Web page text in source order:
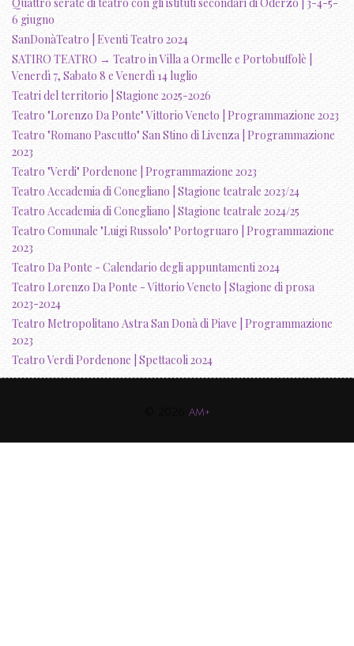
Quattro serate di teatro con gli istituti secondari di Oderzo | 3-4-5-
6 giugno
SanDonàTeatro | Eventi Teatro 2024
SATIRO TEATRO → Teatro in Villa a Ormelle e Portobuffolè |
Venerdì 7, Sabato 8 e Venerdì 14 luglio
Teatri del territorio | Stagione 2025-2026
Teatro "Lorenzo Da Ponte" Vittorio Veneto | Programmazione 2023
Teatro "Romano Pascutto" San Stino di Livenza | Programmazione
2023
Teatro "Verdi" Pordenone | Programmazione 2023
Teatro Accademia di Conegliano | Stagione teatrale 2023/24
Teatro Accademia di Conegliano | Stagione teatrale 2024/25
Teatro Comunale "Luigi Russolo" Portogruaro | Programmazione
2023
Teatro Da Ponte - Calendario degli appuntamenti 2024
Teatro Lorenzo Da Ponte - Vittorio Veneto | Stagione di prosa
2023-2024
Teatro Metropolitano Astra San Donà di Piave | Programmazione
2023
Teatro Verdi Pordenone | Spettacoli 2024
am+